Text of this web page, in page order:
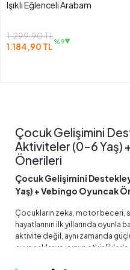
Işıklı Eğlenceli Arabam
1.299,90 TL
1.184,90 TL %9
Çocuk Gelişimini
Aktiviteler (0–6 Yaş)
Önerileri
Çocuk Gelişimini
Yaş) + Vebingo Oyuncak
Çocukların zeka, motor beceri,
hayatlarının ilk yıllarında
aktivite değil, aynı zamanda
oyuncaklar ve uygun